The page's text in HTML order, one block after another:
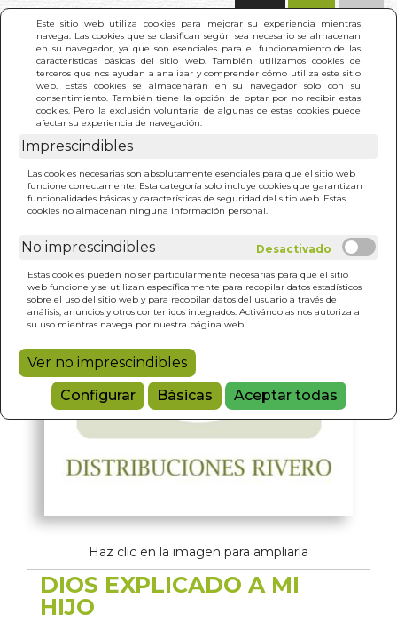
Este sitio web utiliza cookies para mejorar su experiencia mientras
navega. Las cookies que se clasifican según sea necesario se almacenan
en su navegador, ya que son esenciales para el funcionamiento de las
características básicas del sitio web. También utilizamos cookies de
terceros que nos ayudan a analizar y comprender cómo utiliza este sitio
web. Estas cookies se almacenarán en su navegador solo con su
consentimiento. También tiene la opción de optar por no recibir estas
cookies. Pero la exclusión voluntaria de algunas de estas cookies puede
afectar su experiencia de navegación.
Imprescindibles
Las cookies necesarias son absolutamente esenciales para que el sitio web
funcione correctamente. Esta categoría solo incluye cookies que garantizan
funcionalidades básicas y características de seguridad del sitio web. Estas
cookies no almacenan ninguna información personal.
No imprescindibles
Estas cookies pueden no ser particularmente necesarias para que el sitio
web funcione y se utilizan específicamente para recopilar datos estadísticos
sobre el uso del sitio web y para recopilar datos del usuario a través de
análisis, anuncios y otros contenidos integrados. Activándolas nos autoriza a
su uso mientras navega por nuestra página web.
Ver no imprescindibles
Configurar
Básicas Aceptar todas
INICIO > DIOS EXPLICADO A MI HIJO
Haz clic en la imagen para ampliarla
DIOS EXPLICADO A MI
HIJO